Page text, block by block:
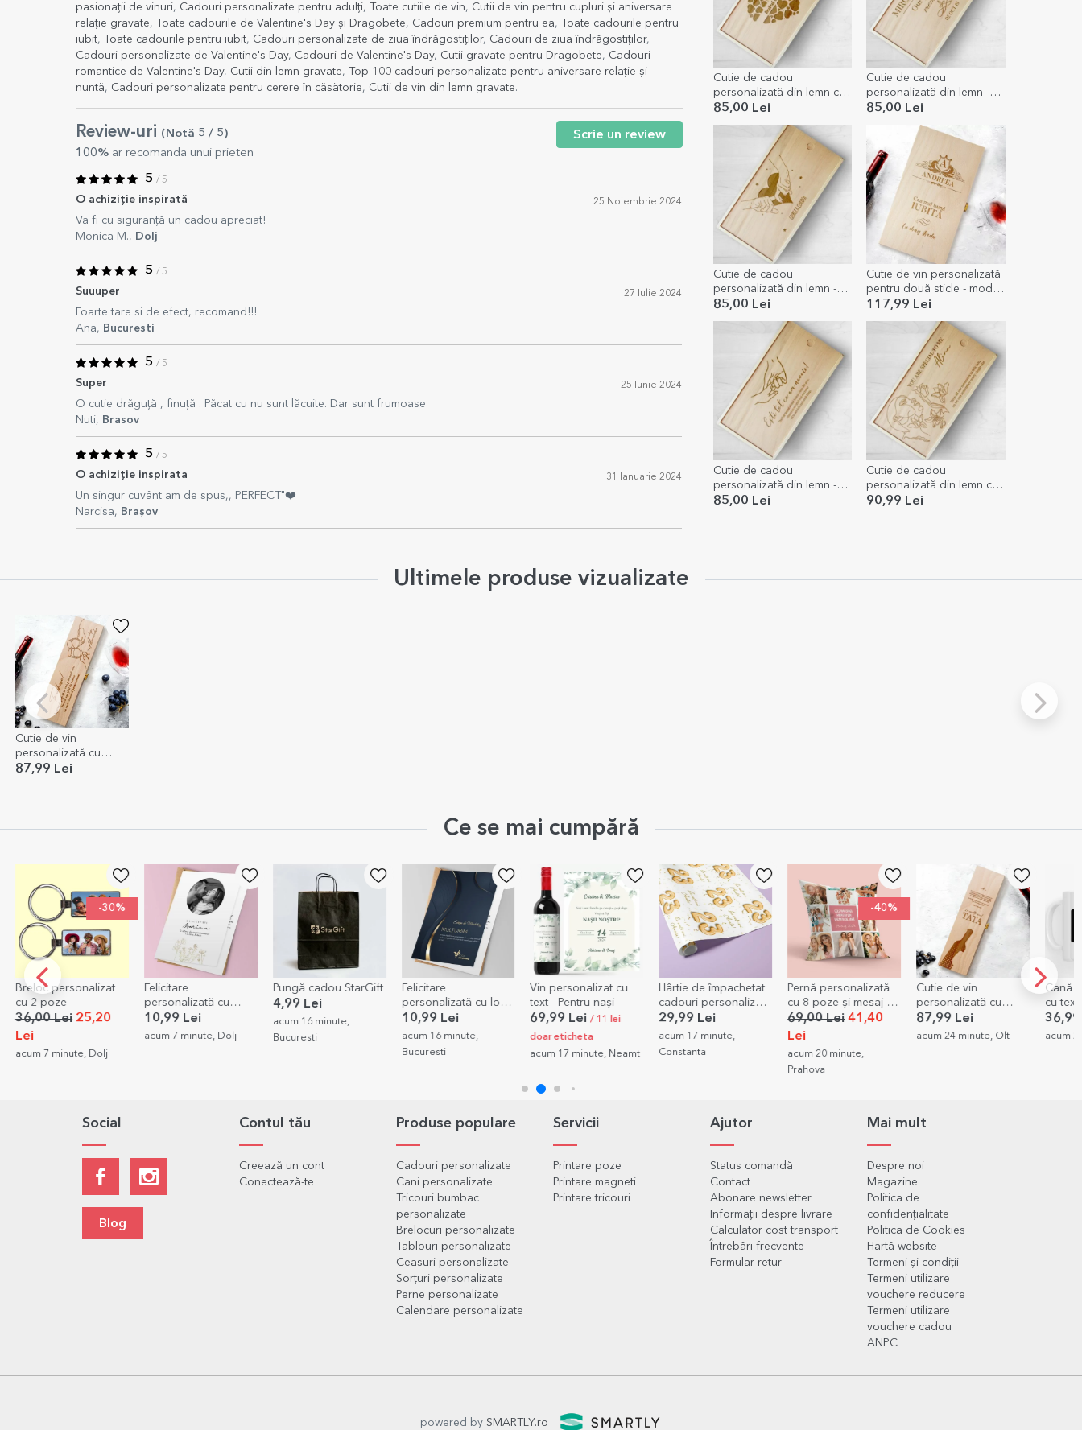
Cutie de cadou
personalizată din lemn cu
numele voastre
85,00 Lei
Cutie de cadou
personalizată din lemn -
Memories
85,00 Lei
Cutie de cadou
personalizată din lemn -
Poveste în doi
85,00 Lei
Cutie de vin personalizată
pentru două sticle - model
nume vintage
117,99 Lei
Cutie de cadou
personalizată din lemn -
Ești tot ce am nevoie
85,00 Lei
Cutie de cadou
personalizată din lemn cu
mesaj pentru ea
90,99 Lei
pasionații de vinuri, Cadouri personalizate pentru adulți, Toate cutiile de vin, Cutii de vin pentru cupluri și aniversare
relație gravate, Toate cadourile de Valentine's Day și Dragobete, Cadouri premium pentru ea,
Toate cadourile pentru
iubit, Toate cadourile pentru iubit, Cadouri personalizate de ziua îndrăgostiților, Cadouri de ziua îndrăgostiților,
Cadouri personalizate de Valentine's Day, Cadouri de Valentine's Day, Cutii gravate pentru Dragobete, Cadouri
romantice de Valentine's Day, Cutii din lemn gravate,
Top 100 cadouri personalizate pentru aniversare relație și
nuntă, Cadouri personalizate pentru cerere în căsătorie, Cutii de vin din lemn gravate.
Review-uri (Notă 5 / 5)
100% ar recomanda unui prieten
Scrie un review
5 / 5
O achiziție inspirată 25 Noiembrie 2024
Va fi cu siguranță un cadou apreciat!
Monica M., Dolj
5 / 5
Suuuper 27 Iulie 2024
Foarte tare si de efect, recomand!!!
Ana, Bucuresti
5 / 5
Super 25 Iunie 2024
O cutie drăguță , finuță . Păcat cu nu sunt lăcuite. Dar sunt frumoase
Nuti, Brasov
5 / 5
O achiziție inspirata 31 Ianuarie 2024
Un singur cuvânt am de spus,, PERFECT"❤️
Narcisa, Brașov
Ultimele produse vizualizate
Cutie de vin
personalizată cu
mesaj și semnătură -
87,99 Lei
Ce se mai cumpără
-30%
Breloc personalizat
cu 2 poze
36,00 Lei 25,20
Lei
acum 7 minute, Dolj
Felicitare
personalizată cu
poză și text -
Elegance
10,99 Lei
acum 7 minute, Dolj
Pungă cadou StarGift
4,99 Lei
acum 16 minute,
Bucuresti
Felicitare
personalizată cu logo
și mesaj
10,99 Lei
acum 16 minute,
Bucuresti
Vin personalizat cu
text - Pentru nași
69,99 Lei/ 11 lei
doar eticheta
acum 17 minute, Neamt
Hârtie de împachetat
cadouri personalizată
cu text - Baloane
pentru tine
29,99 Lei
acum 17 minute,
Constanta
-40%
Pernă personalizată
cu 8 poze și mesaj -
format mare
69,00 Lei41,40
Lei
acum 20 minute,
Prahova
Cutie de vin
personalizată cu
mesaj - TATA
87,99 Lei
acum 24 minute, Olt
Cană
cu text
meu
acum
Social
Blog
Contul tău
Creează un cont
Conectează-te
Produse populare
Cadouri personalizate
Cani personalizate
Tricouri bumbac
personalizate
Brelocuri personalizate
Tablouri personalizate
Ceasuri personalizate
Sorțuri personalizate
Perne personalizate
Calendare personalizate
Servicii
Printare poze
Printare magneti
Printare tricouri
Ajutor
Status comandă
Contact
Abonare newsletter
Informații despre livrare
Calculator cost transport
Întrebări frecvente
Formular retur
Mai mult
Despre noi
Magazine
Politica de
confidențialitate
Politica de Cookies
Hartă website
Termeni și condiții
Termeni utilizare
vouchere reducere
Termeni utilizare
vouchere cadou
ANPC
powered by SMARTLY.ro